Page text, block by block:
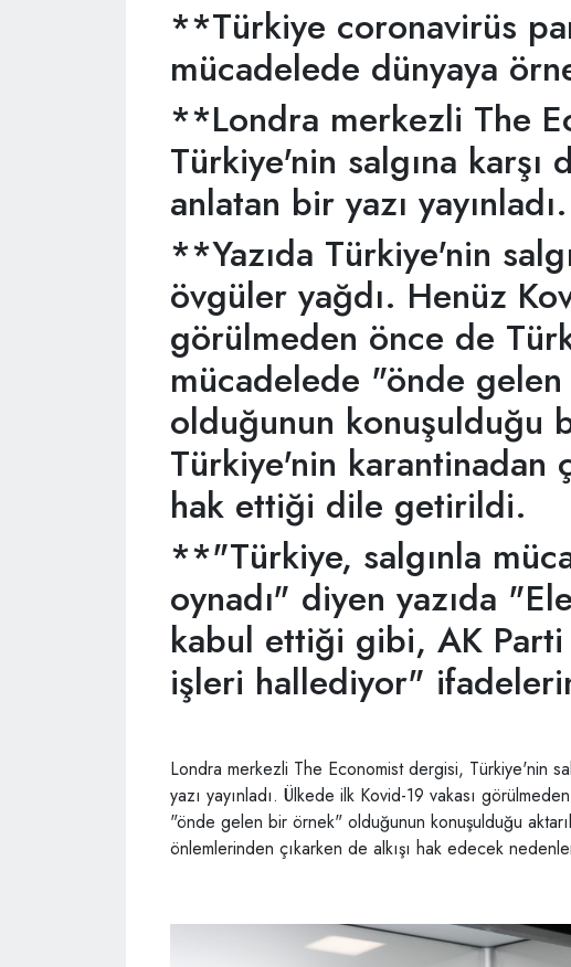
**Türkiye coronavirüs
mücadelede dünyaya
**Londra merkezli The
Türkiye'nin salgına karşı
anlatan bir yazı yayınladı.
**Yazıda Türkiye'nin
övgüler yağdı. Henüz
görülmeden önce de
mücadelede "önde
olduğunun konuşulduğu
Türkiye'nin karantinadan
hak ettiği dile getirildi.
**"Türkiye, salgınla
oynadı" diyen yazıda
kabul ettiği gibi, AK Parti
işleri hallediyor"
Londra merkezli The Economist dergisi, Türkiye'nin
yazı yayınladı. Ülkede ilk Kovid-19 vakası
"önde gelen bir örnek" olduğunun konuşulduğu
önlemlerinden çıkarken de alkışı hak edecek